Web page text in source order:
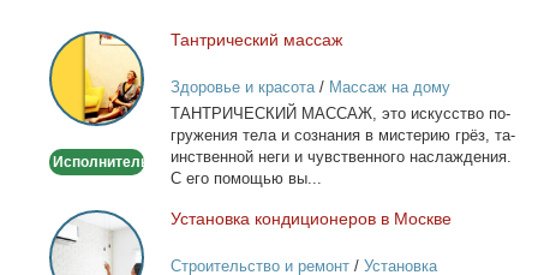
Тантрический
массаж
Исполнитель
Тан­три­че­ский мас­саж
Здоровье и красота/ Массаж на дому
ТАНТРИЧЕСКИЙ МАССАЖ, это ис­кус­ство по­
гру­же­ния те­ла и со­зна­ния в ми­сте­рию грёз, та­
ин­ствен­ной неги и чув­ствен­но­го на­сла­жде­ния.
С его по­мо­щью вы...
Установка
кондиционеров
Уста­нов­ка кон­ди­ци­о­не­ров в Москве
Строительство и ремонт/ Установка